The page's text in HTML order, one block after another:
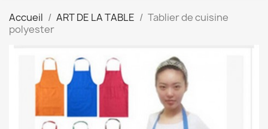
Accueil ART DE LA TABLE
Tablier de cuisine
polyester